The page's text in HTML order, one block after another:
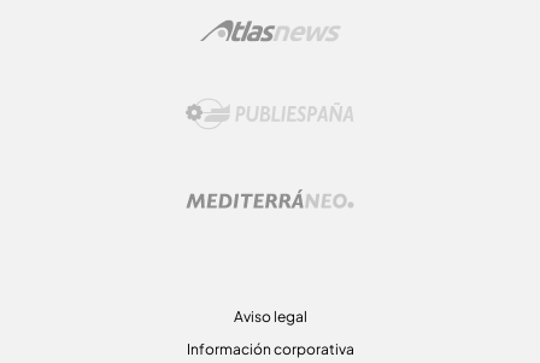
Aviso legal
Información corporativa